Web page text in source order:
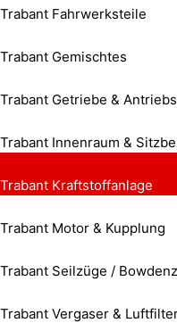
Trabant Fahrwerksteile
Trabant Gemischtes
Trabant Getriebe &
Trabant Innenraum &
Trabant Kraftstoffanlage
Trabant Motor & Kupplung
Trabant Seilzüge /
Trabant Vergaser &